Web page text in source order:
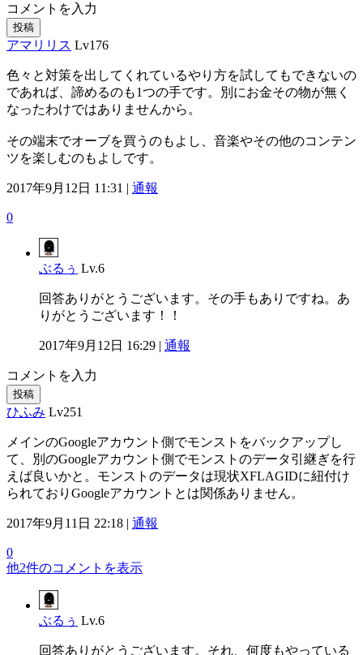
コメントを入力
投稿
アマリリス Lv176
色々と対策を出してくれているやり方を試してもできないの
であれば、諦めるのも1つの手です。別にお金その物が無く
なったわけではありませんから。
その端末でオーブを買うのもよし、音楽やその他のコンテン
ツを楽しむのもよしです。
2017年9月12日 11:31 | 通報
0
ぶるぅ Lv.6
回答ありがとうございます。その手もありですね。あ
りがとうございます！！
2017年9月12日 16:29 | 通報
コメントを入力
投稿
ひふみ Lv251
メインのGoogleアカウント側でモンストをバックアップし
て、別のGoogleアカウント側でモンストのデータ引継ぎを行
えば良いかと。モンストのデータは現状XFLAGIDに紐付け
られておりGoogleアカウントとは関係ありません。
2017年9月11日 22:18 | 通報
0
他2件のコメントを表示
ぶるぅ Lv.6
回答ありがとうございます。それ、何度もやっている